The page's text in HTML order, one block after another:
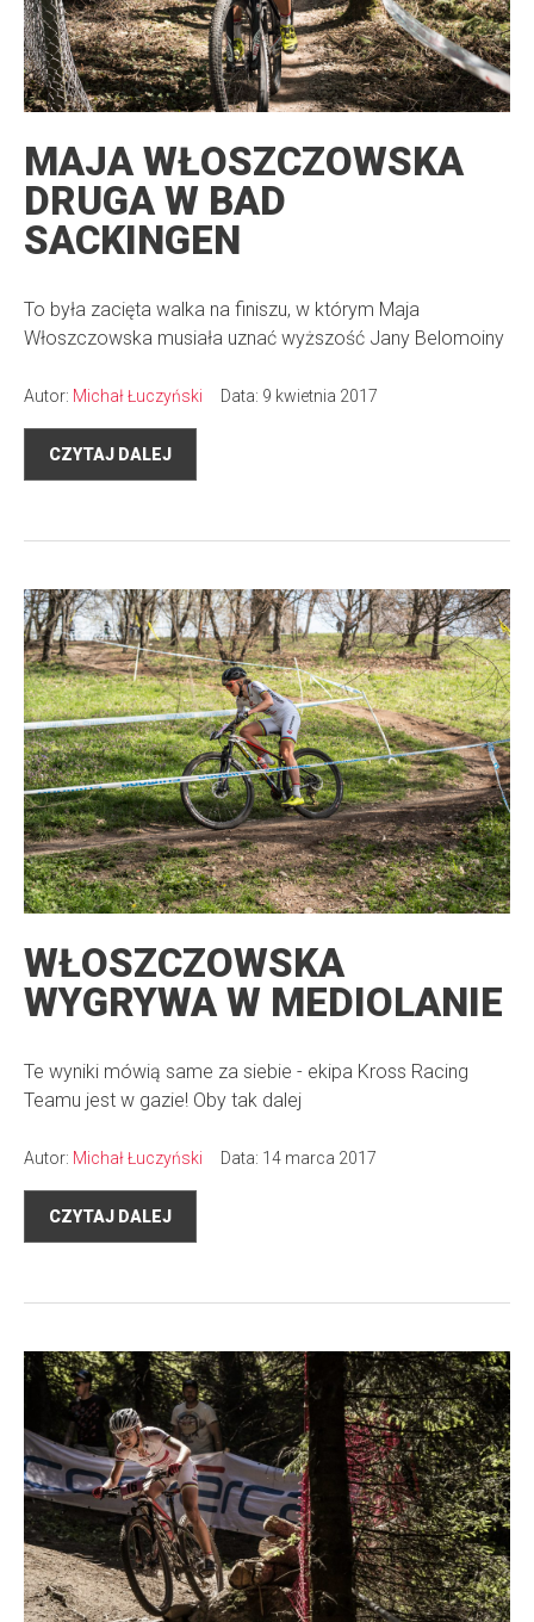
MAJA WŁOSZCZOWSKA
DRUGA W BAD
SACKINGEN
To była zacięta walka na finiszu, w którym Maja
Włoszczowska musiała uznać wyższość Jany Belomoiny
Autor: Michał Łuczyński Data: 9 kwietnia 2017
CZYTAJ DALEJ
WŁOSZCZOWSKA
WYGRYWA W MEDIOLANIE
Te wyniki mówią same za siebie - ekipa Kross Racing
Teamu jest w gazie! Oby tak dalej
Autor: Michał Łuczyński Data: 14 marca 2017
CZYTAJ DALEJ